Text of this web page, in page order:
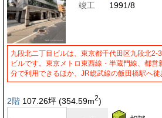
竣工
1991/8
九段北二丁目ビルは、東京都千代田区九段北2-
ビルです。東京メトロ東西線・半蔵門線、都営
分で利用できるほか、JR総武線の飯田橋駅へ
2階 107.26坪 (354.59m2)